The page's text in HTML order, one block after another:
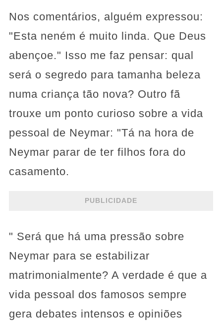
Nos comentários, alguém expressou:
"Esta neném é muito linda. Que Deus
abençoe." Isso me faz pensar: qual
será o segredo para tamanha beleza
numa criança tão nova? Outro fã
trouxe um ponto curioso sobre a vida
pessoal de Neymar: "Tá na hora de
Neymar parar de ter filhos fora do
casamento.
PUBLICIDADE
" Será que há uma pressão sobre
Neymar para se estabilizar
matrimonialmente? A verdade é que a
vida pessoal dos famosos sempre
gera debates intensos e opiniões